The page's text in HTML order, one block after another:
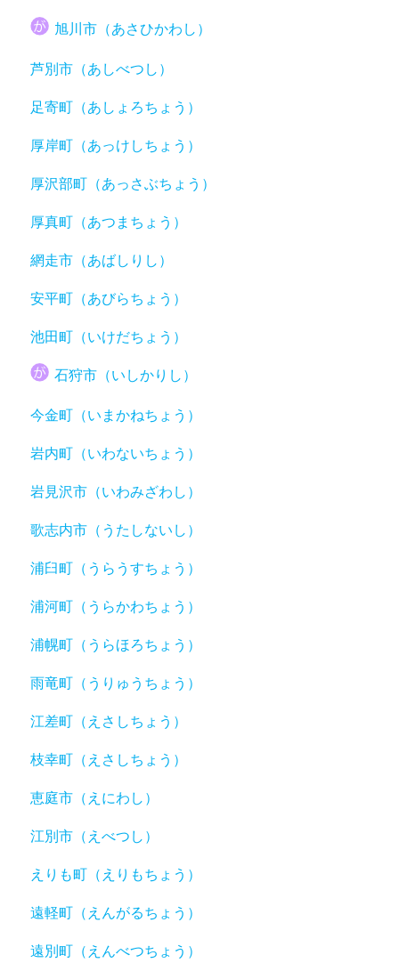
旭川市（あさひかわし）
芦別市（あしべつし）
足寄町（あしょろちょう）
厚岸町（あっけしちょう）
厚沢部町（あっさぶちょう）
厚真町（あつまちょう）
網走市（あばしりし）
安平町（あびらちょう）
池田町（いけだちょう）
石狩市（いしかりし）
今金町（いまかねちょう）
岩内町（いわないちょう）
岩見沢市（いわみざわし）
歌志内市（うたしないし）
浦臼町（うらうすちょう）
浦河町（うらかわちょう）
浦幌町（うらほろちょう）
雨竜町（うりゅうちょう）
江差町（えさしちょう）
枝幸町（えさしちょう）
恵庭市（えにわし）
江別市（えべつし）
えりも町（えりもちょう）
遠軽町（えんがるちょう）
遠別町（えんべつちょう）